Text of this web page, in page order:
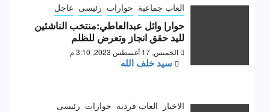
العاب جماعية حوارات رئيسى عاجل
حوار| وائل عبدالعاطي:منتخب الناشئين
لليد حقق انجاز وتعرض للظلم
الخميس, 17 أغسطس 2023, 3:10 م
سيد خلف الله
الاخبار العاب فردية حوارات رئيسى